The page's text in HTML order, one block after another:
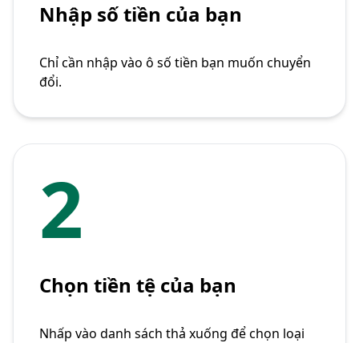
Nhập số tiền của bạn
Chỉ cần nhập vào ô số tiền bạn muốn chuyển
đổi.
2
Chọn tiền tệ của bạn
Nhấp vào danh sách thả xuống để chọn loại